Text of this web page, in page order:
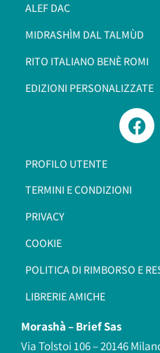
ALEF DAC
MIDRASHÌM DAL TALMÙD
RITO ITALIANO BENÈ ROMI​
EDIZIONI PERSONALIZZATE
PROFILO UTENTE
TERMINI E CONDIZIONI
PRIVACY
COOKIE
POLITICA DI RIMBORSO E
LIBRERIE AMICHE
Morashà –Brief Sas
Via Tolstoi 106 – 20146